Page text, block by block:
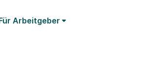
Arbeitgeber